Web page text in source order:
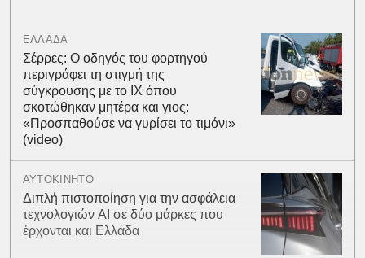
ΕΛΛΑΔΑ
Σέρρες: Ο οδηγός του φορτηγού
περιγράφει τη στιγμή της
σύγκρουσης με το ΙΧ όπου
σκοτώθηκαν μητέρα και γιος:
«Προσπαθούσε να γυρίσει το τιμόνι»
(video)
ΑΥΤΟΚΙΝΗΤΟ
Διπλή πιστοποίηση για την ασφάλεια
τεχνολογιών AI σε δύο μάρκες που
έρχονται και Ελλάδα